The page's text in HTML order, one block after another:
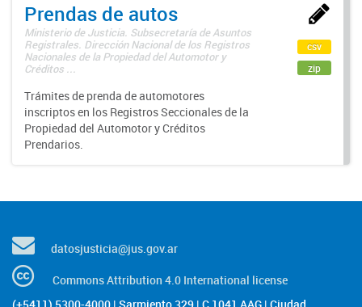
Prendas de autos
Ministerio de Justicia. Subsecretaría de Asuntos
Registrales. Dirección Nacional de los Registros
Nacionales de la Propiedad del Automotor y
Créditos ...
Trámites de prenda de automotores
inscriptos en los Registros Seccionales de la
Propiedad del Automotor y Créditos
Prendarios.
csv
zip
datosjusticia@jus.gov.ar
Commons Attribution 4.0 International license